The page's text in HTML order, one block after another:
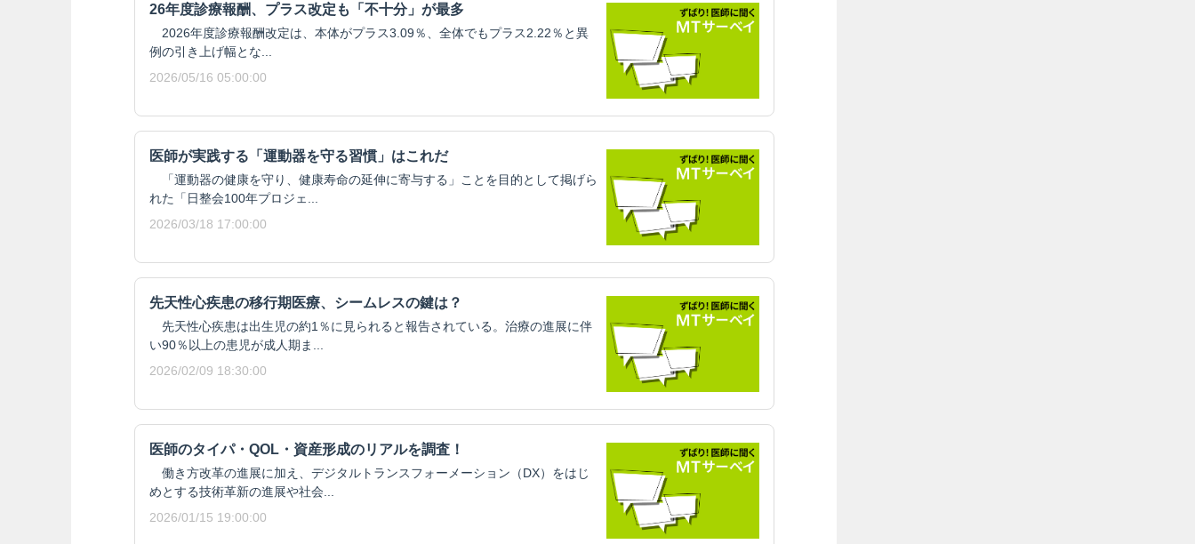
26年度診療報酬、プラス改定も「不十分」が最多
2026年度診療報酬改定は、本体がプラス3.09％、全体でもプラス2.22％と異
例の引き上げ幅とな...
2026/05/16 05:00:00
医師が実践する「運動器を守る習慣」はこれだ
「運動器の健康を守り、健康寿命の延伸に寄与する」ことを目的として掲げら
れた「日整会100年プロジェ...
2026/03/18 17:00:00
先天性心疾患の移行期医療、シームレスの鍵は？
先天性心疾患は出生児の約1％に見られると報告されている。治療の進展に伴
い90％以上の患児が成人期ま...
2026/02/09 18:30:00
医師のタイパ・QOL・資産形成のリアルを調査！
働き方改革の進展に加え、デジタルトランスフォーメーション（DX）をはじ
めとする技術革新の進展や社会...
2026/01/15 19:00:00